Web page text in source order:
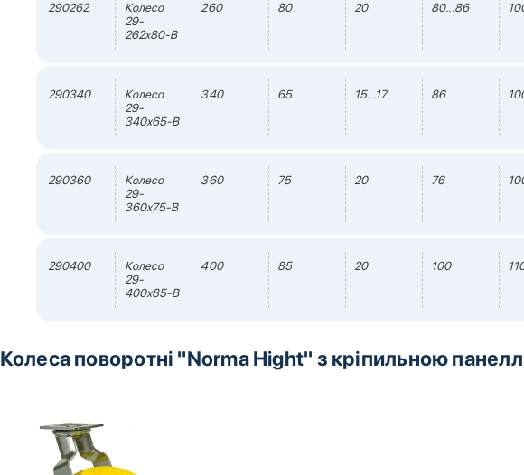
290262
Колесо
29-
262х80-B
260 80 20 80...86
290340
Колесо
29-
340х65-B
340 65 15...17 86
290360
Колесо
29-
360х75-B
360 75 20 76
290400
Колесо
29-
400х85-B
400 85 20 100
Колеса поворотні "Norma Hight" з кріпильною